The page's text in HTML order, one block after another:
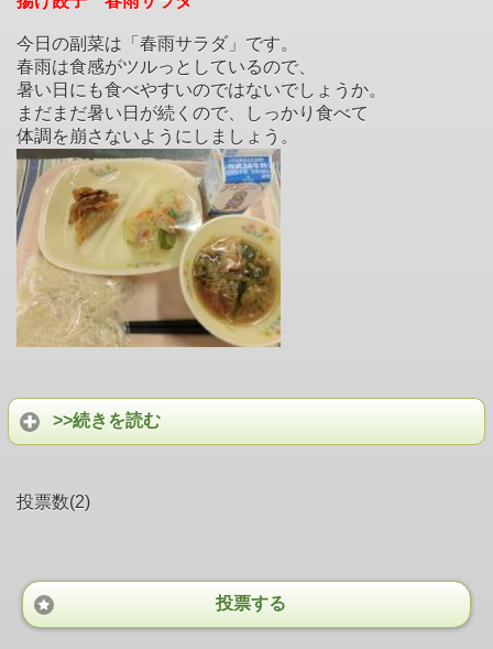
今日の副菜は「春雨サラダ」です。
春雨は食感がツルっとしているので、
暑い日にも食べやすいのではないでしょうか。
まだまだ暑い日が続くので、しっかり食べて
体調を崩さないようにしましょう。
>>続きを読む
投票数(2)
投票する